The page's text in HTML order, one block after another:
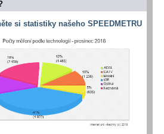
si statistiky našeho SPEEDMETRU